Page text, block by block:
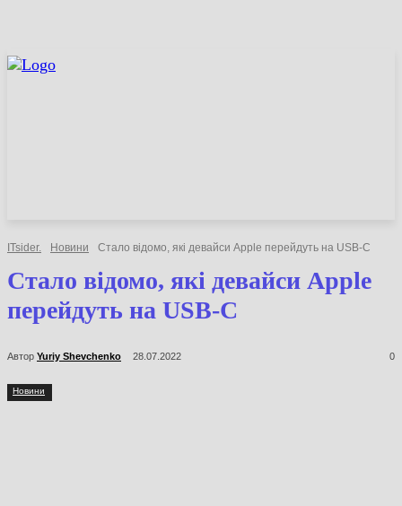
ITsider. Новини Стало відомо, які девайси Apple перейдуть на USB-C
Стало відомо, які девайси Apple
перейдуть на USB-C
Автор Yuriy Shevchenko 28.07.2022 0
Новини